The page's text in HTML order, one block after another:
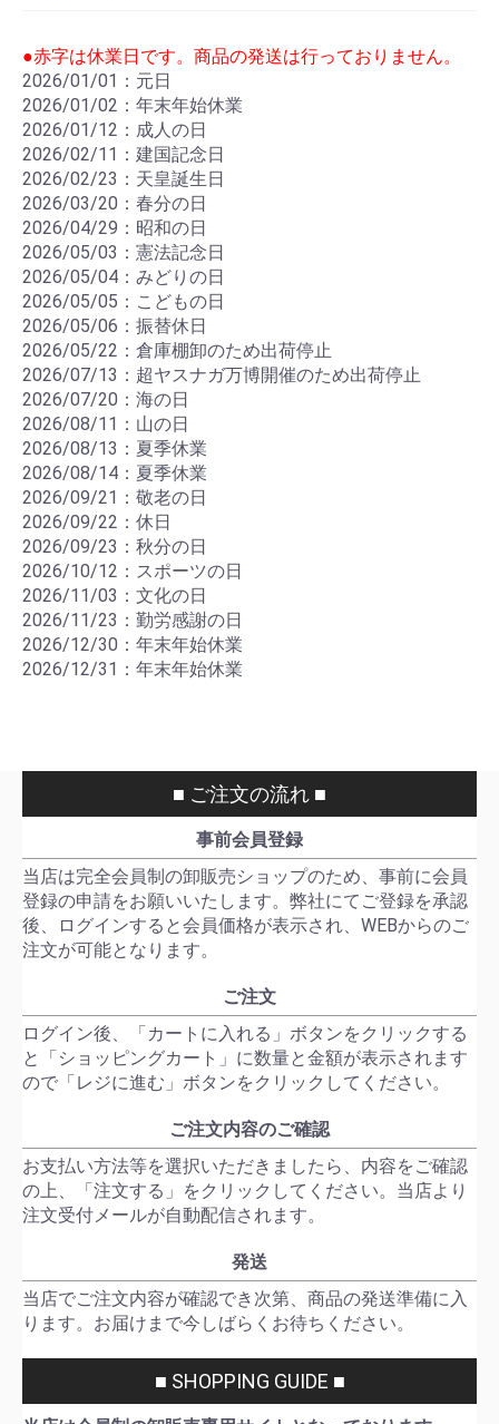
●赤字は休業日です。商品の発送は行っておりません。
2026/01/01：元日
2026/01/02：年末年始休業
2026/01/12：成人の日
2026/02/11：建国記念日
2026/02/23：天皇誕生日
2026/03/20：春分の日
2026/04/29：昭和の日
2026/05/03：憲法記念日
2026/05/04：みどりの日
2026/05/05：こどもの日
2026/05/06：振替休日
2026/05/22：倉庫棚卸のため出荷停止
2026/07/13：超ヤスナガ万博開催のため出荷停止
2026/07/20：海の日
2026/08/11：山の日
2026/08/13：夏季休業
2026/08/14：夏季休業
2026/09/21：敬老の日
2026/09/22：休日
2026/09/23：秋分の日
2026/10/12：スポーツの日
2026/11/03：文化の日
2026/11/23：勤労感謝の日
2026/12/30：年末年始休業
2026/12/31：年末年始休業
■ ご注文の流れ ■
事前会員登録
当店は完全会員制の卸販売ショップのため、事前に会員
登録の申請をお願いいたします。弊社にてご登録を承認
後、ログインすると会員価格が表示され、WEBからのご
注文が可能となります。
ご注文
ログイン後、「カートに入れる」ボタンをクリックする
と「ショッピングカート」に数量と金額が表示されます
ので「レジに進む」ボタンをクリックしてください。
ご注文内容のご確認
お支払い方法等を選択いただきましたら、内容をご確認
の上、「注文する」をクリックしてください。当店より
注文受付メールが自動配信されます。
発送
当店でご注文内容が確認でき次第、商品の発送準備に入
ります。お届けまで今しばらくお待ちください。
■ SHOPPING GUIDE ■